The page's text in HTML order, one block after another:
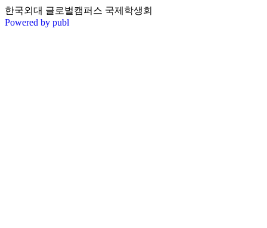
한국외대 글로벌캠퍼스 국제학생회
Powered by publ